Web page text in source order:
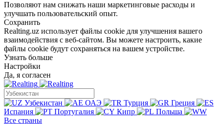
Позволяют нам снижать наши маркетинговые расходы и
улучшать пользовательский опыт.
Сохранить
Realting.uz использует файлы cookie для улучшения вашего
взаимодействия с веб-сайтом. Вы можете настроить, какие
файлы cookie будут сохраняться на вашем устройстве.
Узнать больше
Настройки
Да, я согласен
Узбекистан ОАЭ Турция
Греция
Испания
Португалия Кипр
Польша
Все страны